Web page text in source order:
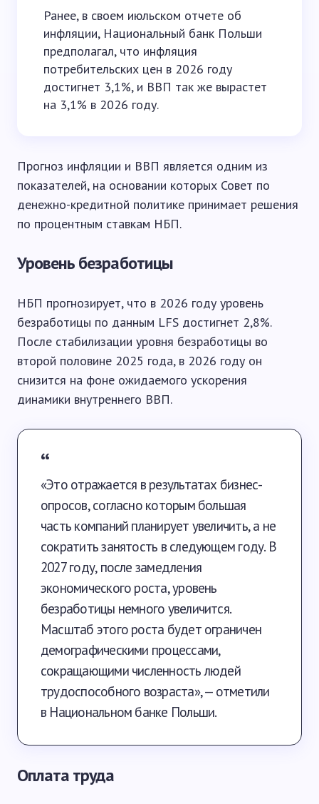
Ранее, в своем июльском отчете об
инфляции, Национальный банк Польши
предполагал, что инфляция
потребительских цен в 2026 году
достигнет 3,1%, и ВВП так же вырастет
на 3,1% в 2026 году.
Прогноз инфляции и ВВП является одним из
показателей, на основании которых Совет по
денежно-кредитной политике принимает решения
по процентным ставкам НБП.
Уровень безработицы
НБП прогнозирует, что в 2026 году уровень
безработицы по данным LFS достигнет 2,8%.
После стабилизации уровня безработицы во
второй половине 2025 года, в 2026 году он
снизится на фоне ожидаемого ускорения
динамики внутреннего ВВП.
«Это отражается в результатах бизнес-
опросов, согласно которым большая
часть компаний планирует увеличить, а не
сократить занятость в следующем году. В
2027 году, после замедления
экономического роста, уровень
безработицы немного увеличится.
Масштаб этого роста будет ограничен
демографическими процессами,
сокращающими численность людей
трудоспособного возраста», — отметили
в Национальном банке Польши.
Оплата труда